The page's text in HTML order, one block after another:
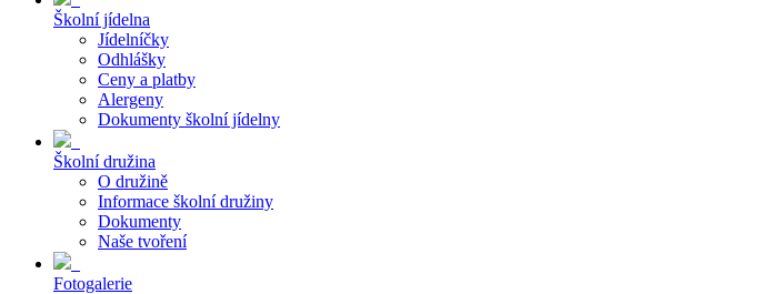
Školní jídelna
Jídelníčky
Odhlášky
Ceny a platby
Alergeny
Dokumenty školní jídelny
Školní družina
O družině
Informace školní družiny
Dokumenty
Naše tvoření
Fotogalerie